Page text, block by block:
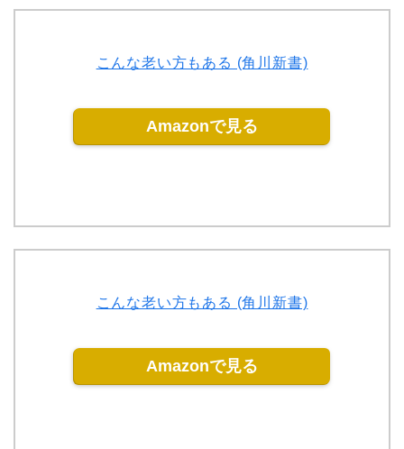
こんな老い方もある (角川新書)
Amazonで見る
こんな老い方もある (角川新書)
Amazonで見る